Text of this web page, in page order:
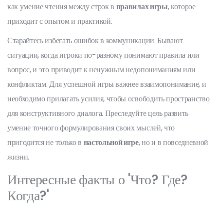
как умение чтения между строк в правилах игры, которое
приходит с опытом и практикой.
Старайтесь избегать ошибок в коммуникации. Бывают
ситуации, когда игроки по-разному понимают правила или
вопрос, и это приводит к ненужным недопониманиям или
конфликтам. Для успешной игры важнее взаимопонимание, и
необходимо прилагать усилия, чтобы освободить пространство
для конструктивного диалога. Преследуйте цель развить
умение точного формулирования своих мыслей, что
пригодится не только в настольной игре, но и в повседневной
жизни.
Интересные факты о 'Что? Где?
Когда?'